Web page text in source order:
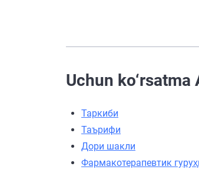
Uchun
Таркиби
Таърифи
Дори шакли
Фармакотерапевтик